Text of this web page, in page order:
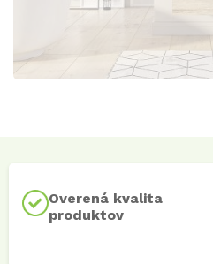
Overená kvalita
produktov